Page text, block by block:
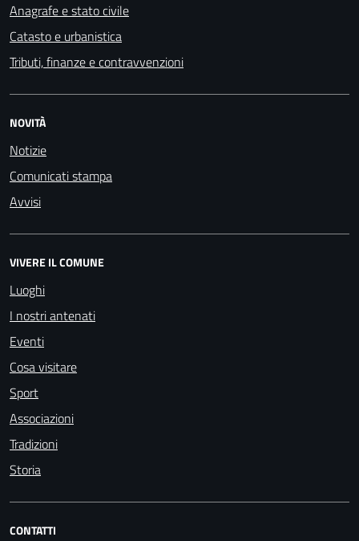
Anagrafe e stato civile
Catasto e urbanistica
Tributi, finanze e contravvenzioni
NOVITÀ
Notizie
Comunicati stampa
Avvisi
VIVERE IL COMUNE
Luoghi
I nostri antenati
Eventi
Cosa visitare
Sport
Associazioni
Tradizioni
Storia
CONTATTI